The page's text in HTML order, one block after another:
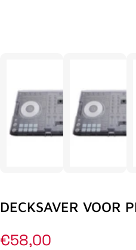
DECKSAVER VOOR
Normale
€58,00